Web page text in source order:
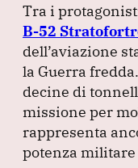
Tra i
B-52
dell’aviazione
la Guerra fredda.
decine di
missione per
rappresenta
potenza